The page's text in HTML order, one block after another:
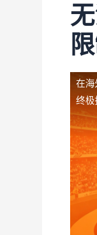
在海
终极